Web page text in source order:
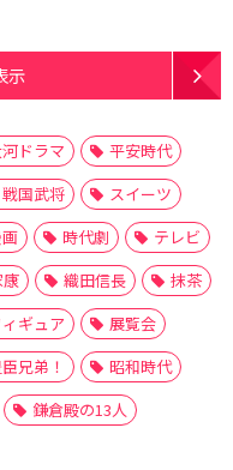
示
ドラマ
平安時代
戦国武将
スイーツ
時代劇
テレビ
織田信長
抹茶
ギュア
展覧会
兄弟！
昭和時代
鎌倉殿の13人